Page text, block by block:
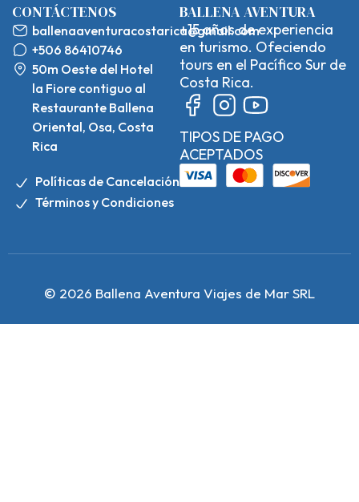
CONTÁCTENOS
ballenaaventuracostarica@gmail.com
+506 86410746
50m Oeste del Hotel
la Fiore contiguo al
Restaurante Ballena
Oriental, Osa, Costa
Rica
Políticas de Cancelación
Términos y Condiciones
BALLENA AVENTURA
+15 años de experiencia
en turismo. Ofeciendo
tours en el Pacífico Sur de
Costa Rica.
TIPOS DE PAGO
ACEPTADOS
© 2026 Ballena Aventura Viajes de Mar SRL